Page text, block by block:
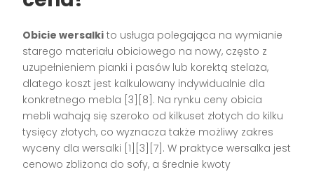
Obicie wersalki to usługa polegająca na wymianie
starego materiału obiciowego na nowy, często z
uzupełnieniem pianki i pasów lub korektą stelaża,
dlatego koszt jest kalkulowany indywidualnie dla
konkretnego mebla [3][8]. Na rynku ceny obicia
mebli wahają się szeroko od kilkuset złotych do kilku
tysięcy złotych, co wyznacza także możliwy zakres
wyceny dla wersalki [1][3][7]. W praktyce wersalka jest
cenowo zbliżona do sofy, a średnie kwoty